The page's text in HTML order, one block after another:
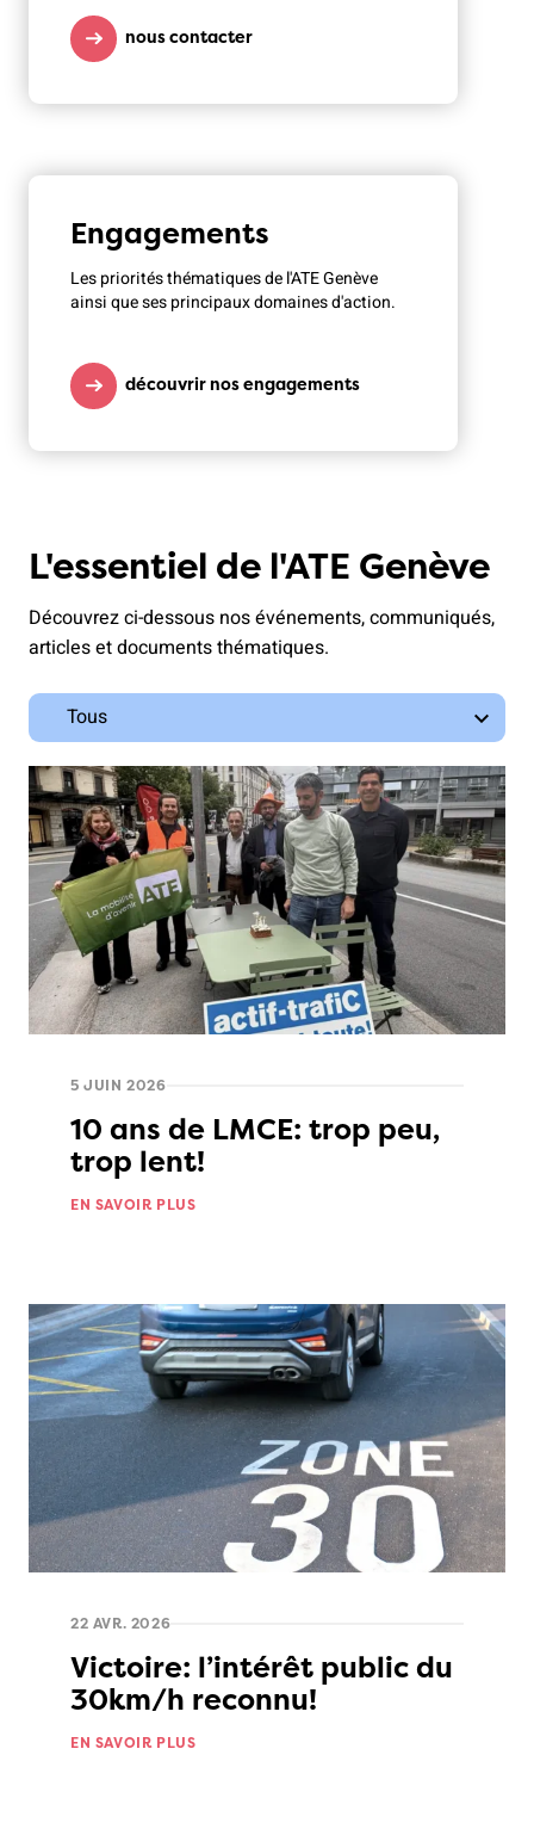
nous contacter
Engagements
Les priorités thématiques de l'ATE Genève
ainsi que ses principaux domaines d'action.
découvrir nos engagements
L'essentiel de l'ATE Genève
Découvrez ci-dessous nos événements, communiqués,
articles et documents thématiques.
5 JUIN 2026
10 ans de LMCE: trop peu,
trop lent!
EN SAVOIR PLUS
22 AVR. 2026
Victoire: l’intérêt public du
30km/h reconnu!
EN SAVOIR PLUS